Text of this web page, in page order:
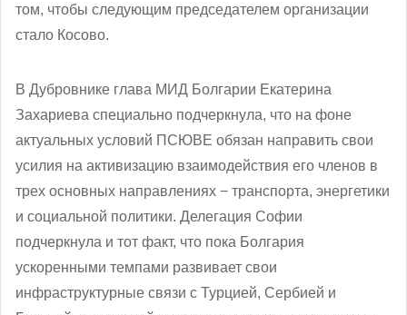
том, чтобы следующим председателем организации
стало Косово.
В Дубровнике глава МИД Болгарии Екатерина
Захариева специально подчеркнула, что на фоне
актуальных условий ПСЮВЕ обязан направить свои
усилия на активизацию взаимодействия его членов в
трех основных направлениях − транспорта, энергетики
и социальной политики. Делегация Софии
подчеркнула и тот факт, что пока Болгария
ускоренными темпами развивает свои
инфраструктурные связи с Турцией, Сербией и